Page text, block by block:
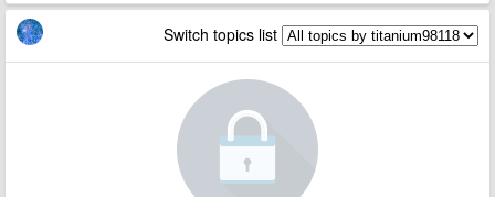
Switch topics list